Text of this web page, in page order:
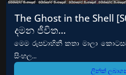
The Ghost in the Shell
දමන ජීවිත…
මෙම රුපවාහිනී කතා මාලා
සිංහල...
ලින්ක්